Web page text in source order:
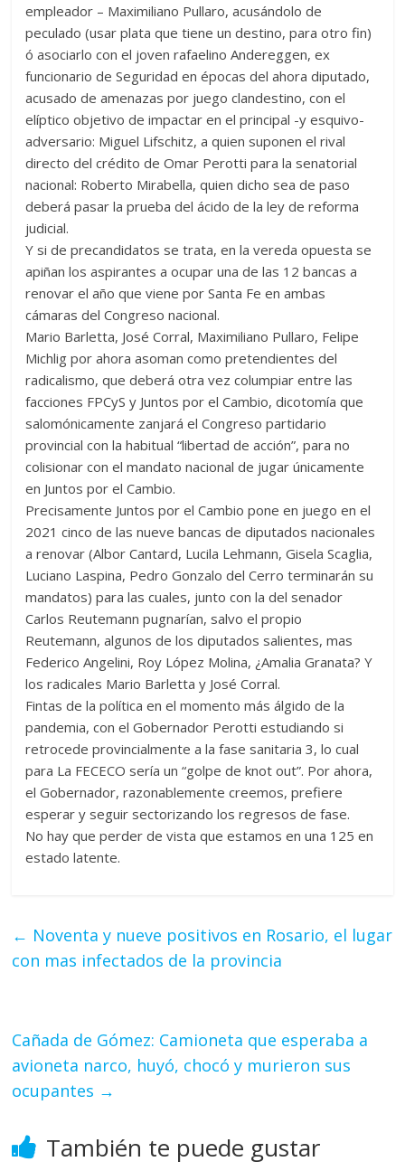
empleador – Maximiliano Pullaro, acusándolo de
peculado (usar plata que tiene un destino, para otro fin)
ó asociarlo con el joven rafaelino Andereggen, ex
funcionario de Seguridad en épocas del ahora diputado,
acusado de amenazas por juego clandestino, con el
elíptico objetivo de impactar en el principal -y esquivo-
adversario: Miguel Lifschitz, a quien suponen el rival
directo del crédito de Omar Perotti para la senatorial
nacional: Roberto Mirabella, quien dicho sea de paso
deberá pasar la prueba del ácido de la ley de reforma
judicial.
Y si de precandidatos se trata, en la vereda opuesta se
apiñan los aspirantes a ocupar una de las 12 bancas a
renovar el año que viene por Santa Fe en ambas
cámaras del Congreso nacional.
Mario Barletta, José Corral, Maximiliano Pullaro, Felipe
Michlig por ahora asoman como pretendientes del
radicalismo, que deberá otra vez columpiar entre las
facciones FPCyS y Juntos por el Cambio, dicotomía que
salomónicamente zanjará el Congreso partidario
provincial con la habitual “libertad de acción”, para no
colisionar con el mandato nacional de jugar únicamente
en Juntos por el Cambio.
Precisamente Juntos por el Cambio pone en juego en el
2021 cinco de las nueve bancas de diputados nacionales
a renovar (Albor Cantard, Lucila Lehmann, Gisela Scaglia,
Luciano Laspina, Pedro Gonzalo del Cerro terminarán su
mandatos) para las cuales, junto con la del senador
Carlos Reutemann pugnarían, salvo el propio
Reutemann, algunos de los diputados salientes, mas
Federico Angelini, Roy López Molina, ¿Amalia Granata? Y
los radicales Mario Barletta y José Corral.
Fintas de la política en el momento más álgido de la
pandemia, con el Gobernador Perotti estudiando si
retrocede provincialmente a la fase sanitaria 3, lo cual
para La FECECO sería un “golpe de knot out”. Por ahora,
el Gobernador, razonablemente creemos, prefiere
esperar y seguir sectorizando los regresos de fase.
No hay que perder de vista que estamos en una 125 en
estado latente.
← Noventa y nueve positivos en Rosario, el lugar
con mas infectados de la provincia
Cañada de Gómez: Camioneta que esperaba a
avioneta narco, huyó, chocó y murieron sus
ocupantes →
También te puede gustar